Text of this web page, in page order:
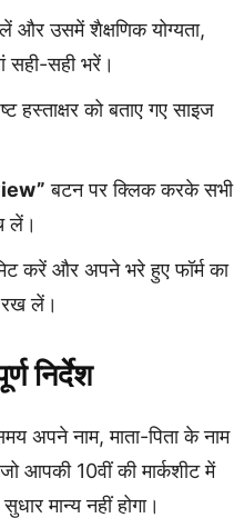
और उसमें शैक्षणिक योग्यता,
सही-सही भरें।
हस्ताक्षर को बताए गए साइज
बटन पर क्लिक करके सभी
लें।
करें और अपने भरे हुए फॉर्म का
रख लें।
निर्देश
अपने नाम, माता-पिता के नाम
आपकी 10वीं की मार्कशीट में
मान्य नहीं होगा।